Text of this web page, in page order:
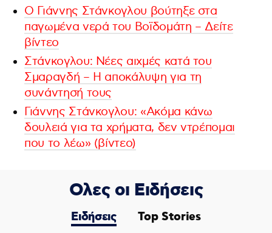
Ο Γιάννης Στάνκογλου βούτηξε στα
παγωμένα νερά του Βοϊδομάτη – Δείτε
βίντεο
Στάνκογλου: Νέες αιχμές κατά του
Σμαραγδή – Η αποκάλυψη για τη
συνάντησή τους
Γιάννης Στάνκογλου: «Ακόμα κάνω
δουλειά για τα χρήματα, δεν ντρέπομαι
που το λέω» (βίντεο)
Ολες οι Ειδήσεις
Ειδήσεις Top Stories